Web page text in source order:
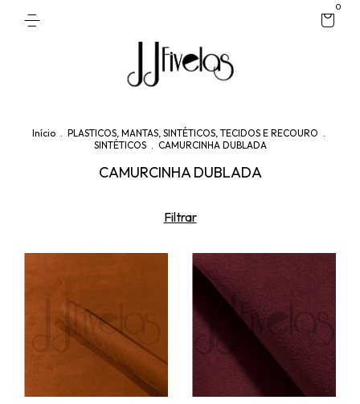
0
Início . PLASTICOS, MANTAS, SINTÉTICOS, TECIDOS E RECOURO .
SINTÉTICOS . CAMURCINHA DUBLADA
CAMURCINHA DUBLADA
Filtrar